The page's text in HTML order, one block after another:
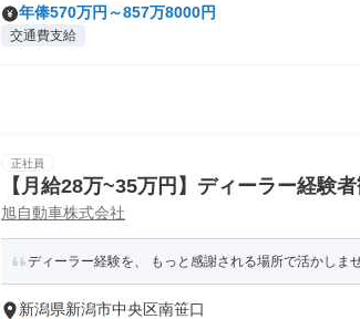
年俸570万円～857万8000円
交通費支給
正社員
【月給28万~35万円】ディーラー経験
旭自動車株式会社
ディーラー経験を、 もっと感謝される場所で活かしま
新潟県新潟市中央区南笹口